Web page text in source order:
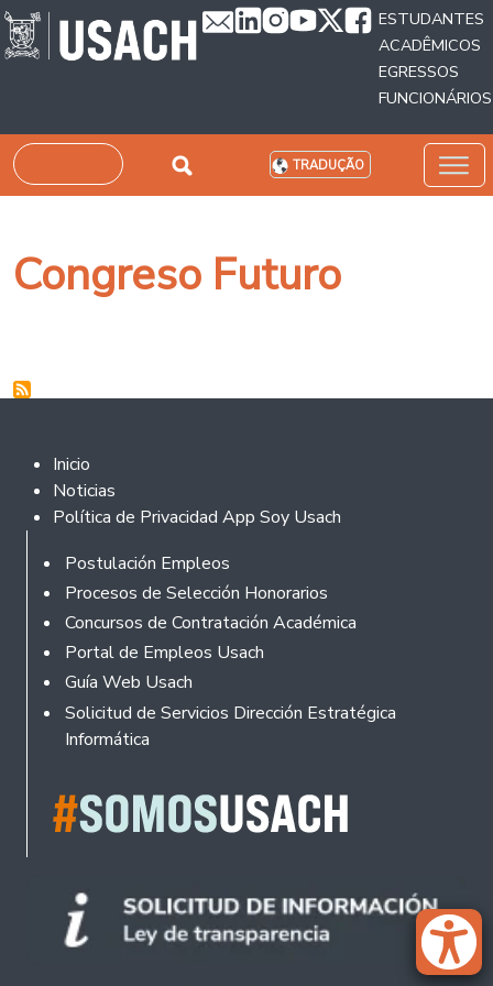
Passar para o conteúdo principal
ESTUDANTES
ACADÊMICOS
EGRESSOS
FUNCIONÁRIOS
Pesquisar TRADUÇÃO
Congreso Futuro
Footer 2
Inicio
Noticias
Política de Privacidad App Soy Usach
Rodapé
Postulación Empleos
Procesos de Selección Honorarios
Concursos de Contratación Académica
Portal de Empleos Usach
Guía Web Usach
Solicitud de Servicios Dirección Estratégica
Informática